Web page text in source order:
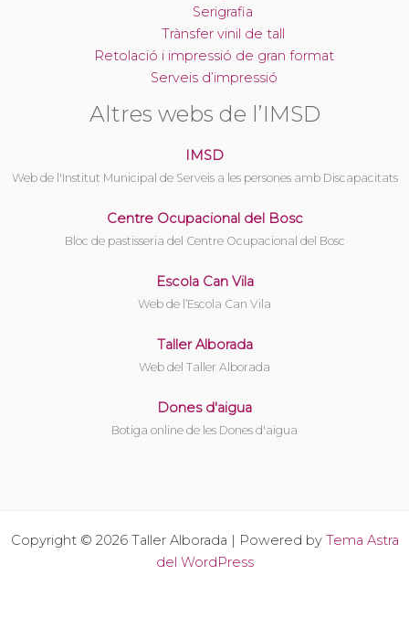
Serigrafia
Trànsfer vinil de tall
Retolació i impressió de gran format
Serveis d’impressió
Altres webs de l’IMSD
IMSD
Web de l'Institut Municipal de Serveis a les persones amb Discapacitats
Centre Ocupacional del Bosc
Bloc de pastisseria del Centre Ocupacional del Bosc
Escola Can Vila
Web de l’Escola Can Vila
Taller Alborada
Web del Taller Alborada
Dones d'aigua
Botiga online de les Dones d'aigua
Copyright © 2026 Taller Alborada | Powered by Tema Astra
del WordPress